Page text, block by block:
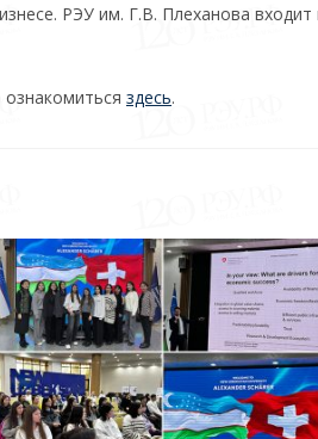
РЭУ им. Г.В. Плеханова
здесь.